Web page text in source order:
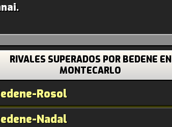
RIVALES SUPERADOS POR BEDENE EN
MONTECARLO
Rosol
Nadal